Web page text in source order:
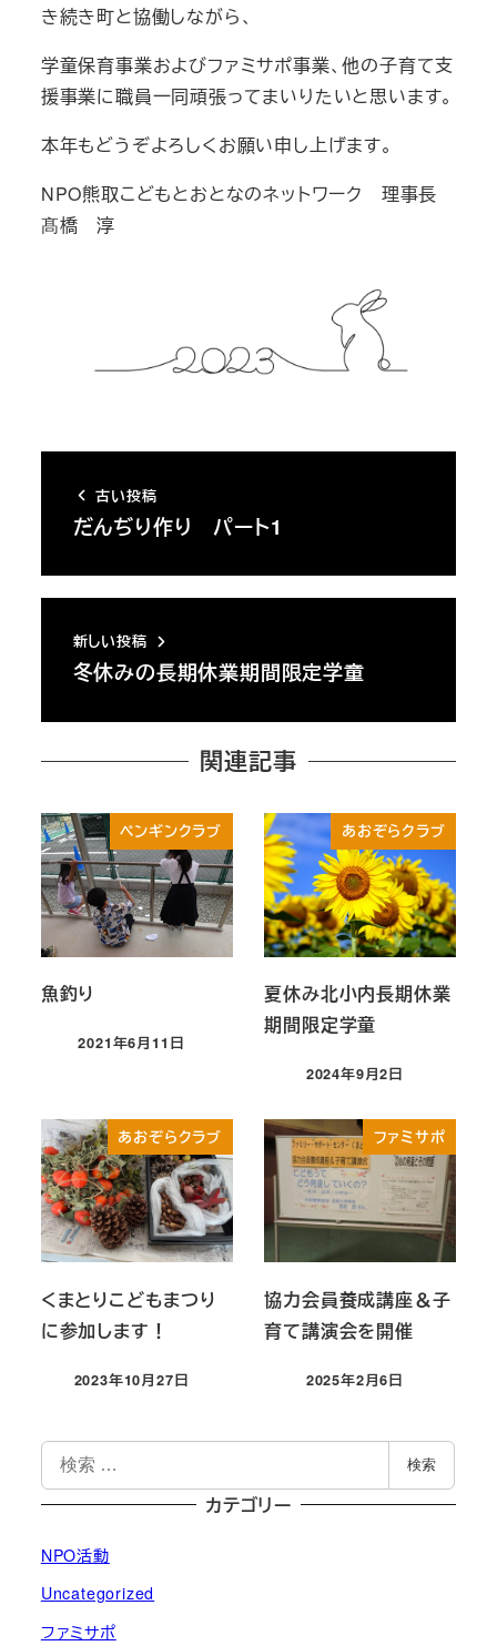
き続き町と協働しながら、
学童保育事業およびファミサポ事業、他の子育て支
援事業に職員一同頑張ってまいりたいと思います。
本年もどうぞよろしくお願い申し上げます。
NPO熊取こどもとおとなのネットワーク 理事長
髙橋 淳
古い投稿
だんぢり作り パート1
新しい投稿
冬休みの長期休業期間限定学童
関連記事
ペンギンクラブ
魚釣り
投稿日
2021年6月11日
あおぞらクラブ
夏休み北小内長期休業
期間限定学童
投稿日
2024年9月2日
あおぞらクラブ
くまとりこどもまつり
に参加します！
投稿日
2023年10月27日
ファミサポ
協力会員養成講座＆子
育て講演会を開催
投稿日
2025年2月6日
検
索
検索
カテゴリー
NPO活動
Uncategorized
ファミサポ